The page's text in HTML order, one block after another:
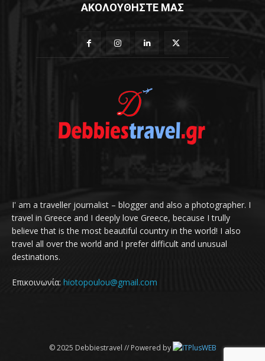
ΑΚΟΛΟΥΘΗΣΤΕ ΜΑΣ
I' am a traveller journalist – blogger and also a photographer. I
travel in Greece and I deeply love Greece, because I trully
believe that is the most beautiful country in the world! I also
travel all over the world and I prefer difficult and unusual
destinations.
Επικοινωνία: hiotopoulou@gmail.com
© 2025 Debbiestravel // Powered by